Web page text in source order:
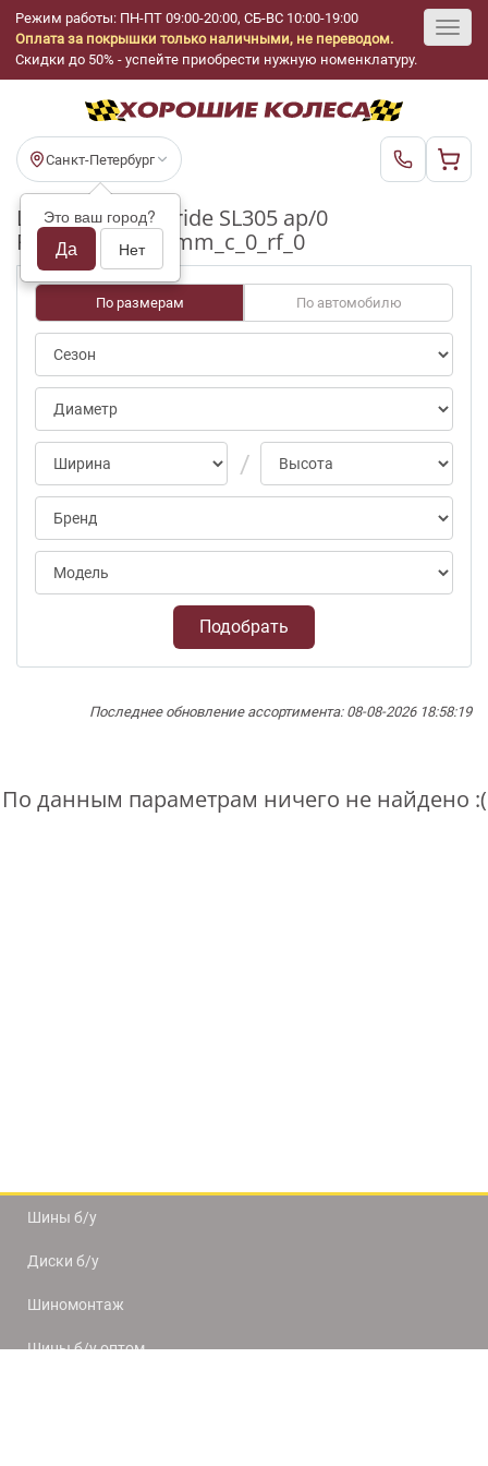
Режим работы: ПН-ПТ 09:00-20:00, СБ-ВС 10:00-19:00
Оплата за покрышки только наличными, не переводом.
Скидки до 50% - успейте приобрести нужную номенклатуру.
Санкт-Петербург
Это ваш город?
Да Нет
Шины бу Goodride SL305 ap/0
R13_155_80_5-6mm_c_0_rf_0
По размерам По автомобилю
Подобрать
Последнее обновление ассортимента: 08-08-2026 18:58:19
По данным параметрам ничего не найдено :(
Шины б/у
Диски б/у
Шиномонтаж
Шины б/у оптом